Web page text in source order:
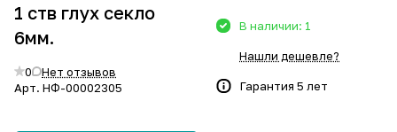
1 ств глух секло
6мм.
0
Нет отзывов
Арт. НФ-00002305
В наличии: 1
Нашли дешевле?
Гарантия 5 лет